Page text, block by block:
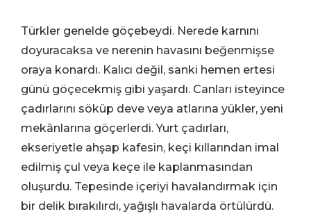
Türkler genelde göçebeydi. Nerede karnını
doyuracaksa ve nerenin havasını beğenmişse
oraya konardı. Kalıcı değil, sanki hemen ertesi
günü göçecekmiş gibi yaşardı. Canları isteyince
çadırlarını söküp deve veya atlarına yükler, yeni
mekânlarına göçerlerdi.Yurt çadırları,
ekseriyetle ahşap kafesin, keçi kıllarından imal
edilmiş çul veya keçe ile kaplanmasından
oluşurdu. Tepesinde içeriyi havalandırmak için
bir delik bırakılırdı, yağışlı havalarda örtülürdü.